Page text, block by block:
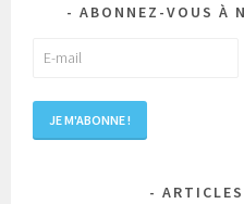
ABONNEZ-VOUS À